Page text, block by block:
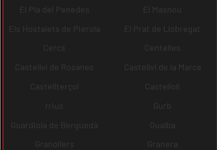
El Pla del Penedès
El Masnou
Els Hostalets de Pierola
El Prat de Llobregat
Cercs
Centelles
Castellví de Rosanes
Castellví de la Marca
Castellterçol
Castellolí
rrius
Gurb
Guardiola de Berguedà
Gualba
Granollers
Granera